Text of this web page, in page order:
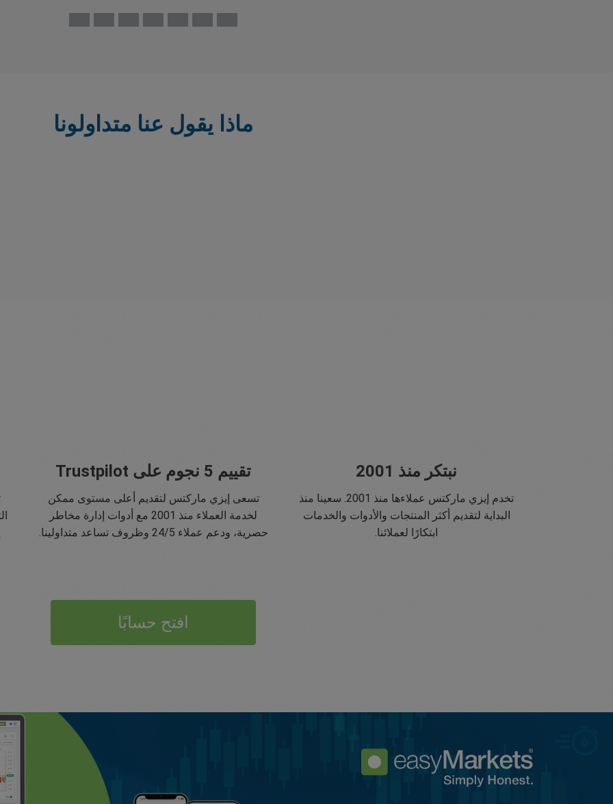
ماذا يقول عنا متداولونا
نبتكر منذ 2001
تخدم إيزي ماركتس عملاءها منذ 2001. سعينا منذ
البداية لتقديم أكثر المنتجات والأدوات والخدمات
ابتكارًا لعملائنا.
تقييم 5 نجوم على Trustpilot
تسعى إيزي ماركتس لتقديم أعلى مستوى ممكن
لخدمة العملاء منذ 2001 مع أدوات إدارة مخاطر
حصرية، ودعم عملاء 24/5 وظروف تساعد متداولينا.
افتح حسابًا